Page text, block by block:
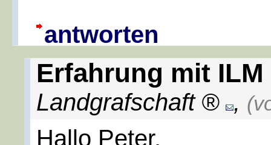
antworten
Erfahrung mit ILM
Landgrafschaft ,
Hallo Peter.